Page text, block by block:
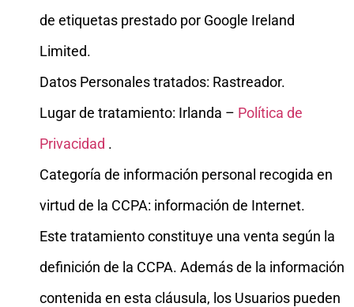
de etiquetas prestado por Google Ireland
Limited.
Datos Personales tratados: Rastreador.
Lugar de tratamiento: Irlanda – Política de
Privacidad .
Categoría de información personal recogida en
virtud de la CCPA: información de Internet.
Este tratamiento constituye una venta según la
definición de la CCPA. Además de la información
contenida en esta cláusula, los Usuarios pueden